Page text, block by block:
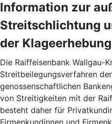
Information zur
Streitschlichtung
der Klageerhebung
Die Raiffeisenbank Wallgau-
Streitbeilegungsverfahren
genossenschaftlichen
von Streitigkeiten mit der
besteht daher für
Firmenkundinnen und